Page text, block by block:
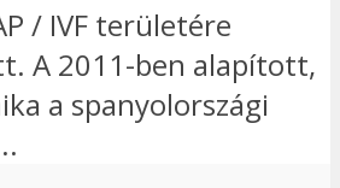
/ IVF területére
A 2011-ben alapított,
a spanyolországi